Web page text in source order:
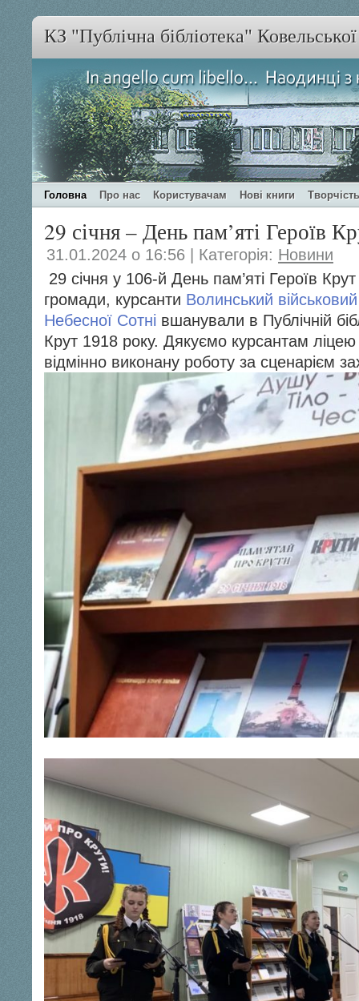
КЗ "Публічна бібліотека"
Головна Про нас Користувачам Нові книги
29 січня – День пам’яті Героїв
31.01.2024 о 16:56 | Категорія: Новини
29 січня у 106-й День пам’яті Героїв
громади, курсанти Волинський військовий
Небесної Сотні вшанували в Публічній
Крут 1918 року. Дякуємо курсантам ліцею
відмінно виконану роботу за сценарієм